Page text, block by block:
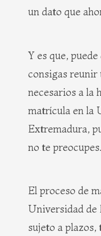
un dato que
Y es que,
consigas reunir
necesarios a la
matrícula en la
Extremadura,
no te preocupes.
El proceso de
Universidad de
sujeto a plazos,